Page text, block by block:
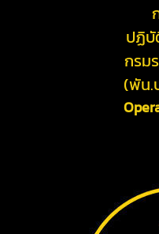
ปฏิบั
กรม
(พัน.